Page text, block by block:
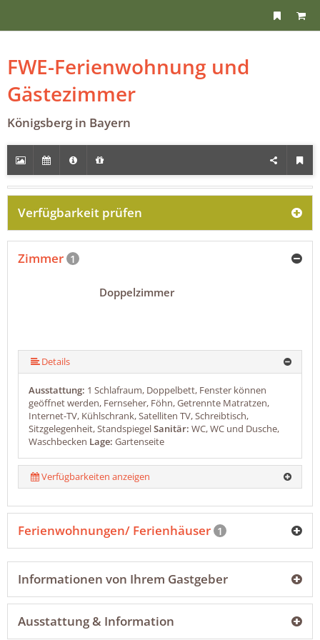
FWE-Ferienwohnung und
Gästezimmer
Königsberg in Bayern
Verfügbarkeit prüfen
Zimmer 1
Doppelzimmer
Details
Ausstattung: 1 Schlafraum, Doppelbett, Fenster können
geöffnet werden, Fernseher, Föhn, Getrennte Matratzen,
Internet-TV, Kühlschrank, Satelliten TV, Schreibtisch,
Sitzgelegenheit, StandspiegelSanitär: WC, WC und Dusche,
Waschbecken Lage: Gartenseite
Verfügbarkeiten anzeigen
Ferienwohnungen/ Ferienhäuser 1
Informationen von Ihrem Gastgeber
Ausstattung & Information